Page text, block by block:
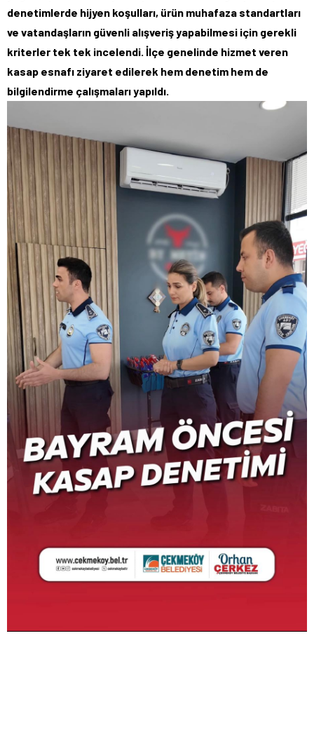
denetimlerde hijyen koşulları, ürün muhafaza standartları
ve vatandaşların güvenli alışveriş yapabilmesi için gerekli
kriterler tek tek incelendi. İlçe genelinde hizmet veren
kasap esnafı ziyaret edilerek hem denetim hem de
bilgilendirme çalışmaları yapıldı.